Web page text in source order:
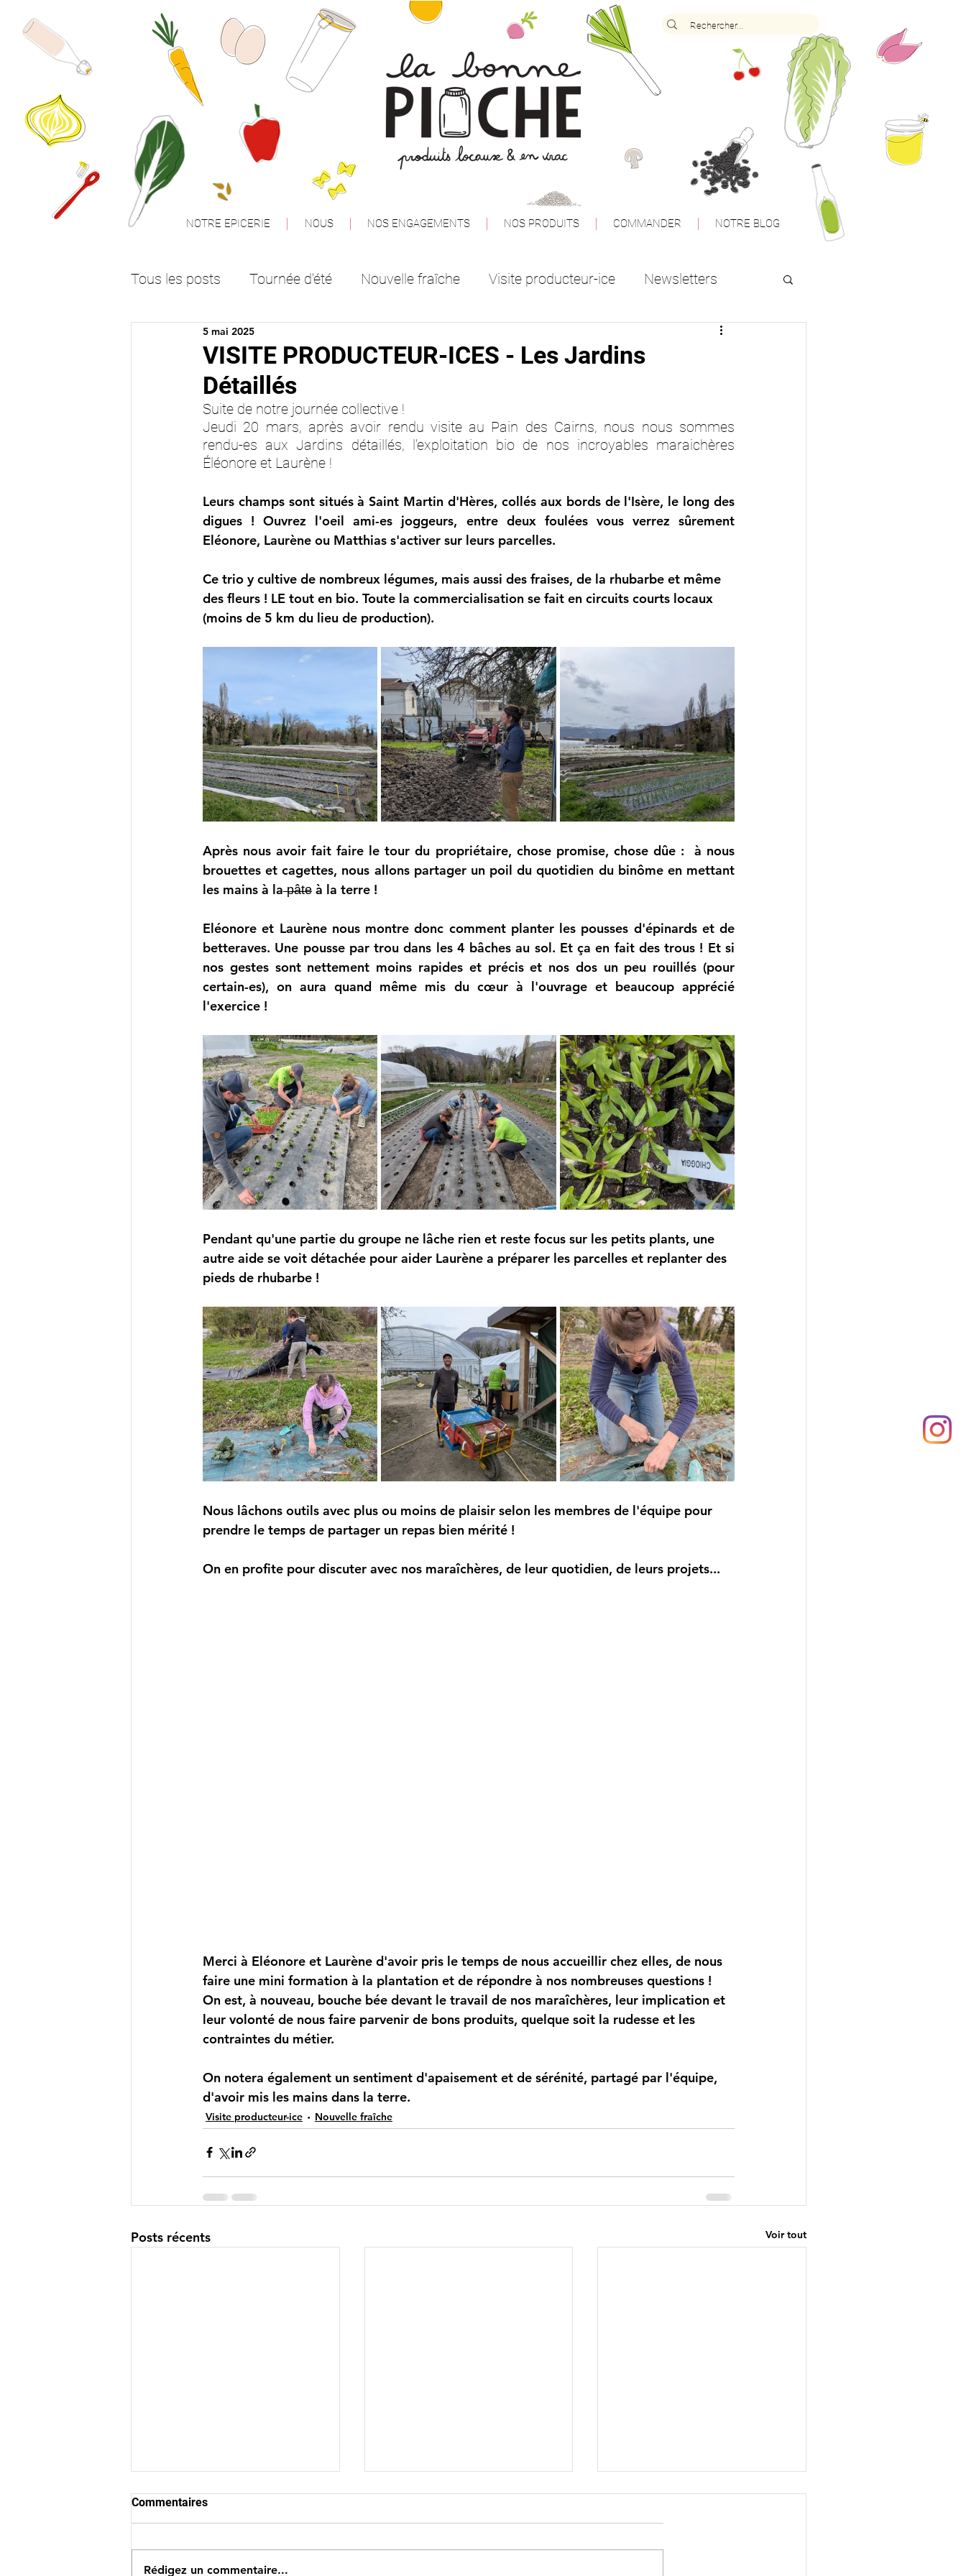
NOTRE EPICERIE NOUS NOS ENGAGEMENTS NOS PRODUITS COMMANDER NOTRE BLOG
Tous les posts Tournée d'été Nouvelle fraîche Visite producteur-ice Newsletters
Vie du magasin
VISITE PRODUCTEUR-ICES - Les Jardins
Détaillés
5 mai 2025
Suite de notre journée collective !
Jeudi 20 mars, après avoir rendu visite au Pain des Cairns, nous nous sommes
rendu-es aux Jardins détaillés, l'exploitation bio de nos incroyables maraichères
Éléonore et Laurène !
Leurs champs sont situés à Saint Martin d'Hères, collés aux bords de l'Isère, le long des
digues ! Ouvrez l'oeil ami-es joggeurs, entre deux foulées vous verrez sûrement
Eléonore, Laurène ou Matthias s'activer sur leurs parcelles.
Ce trio y cultive de nombreux légumes, mais aussi des fraises, de la rhubarbe et même
des fleurs ! LE tout en bio. Toute la commercialisation se fait en circuits courts locaux
(moins de 5 km du lieu de production).
Après nous avoir fait faire le tour du propriétaire, chose promise, chose dûe :  à nous
brouettes et cagettes, nous allons partager un poil du quotidien du binôme en mettant
les mains à la ̶p̶â̶t̶e̶ à la terre !
Eléonore et Laurène nous montre donc comment planter les pousses d'épinards et de
betteraves. Une pousse par trou dans les 4 bâches au sol. Et ça en fait des trous ! Et si
nos gestes sont nettement moins rapides et précis et nos dos un peu rouillés (pour
certain-es), on aura quand même mis du cœur à l'ouvrage et beaucoup apprécié
l'exercice !
Pendant qu'une partie du groupe ne lâche rien et reste focus sur les petits plants, une
autre aide se voit détachée pour aider Laurène a préparer les parcelles et replanter des
pieds de rhubarbe !
Nous lâchons outils avec plus ou moins de plaisir selon les membres de l'équipe pour
prendre le temps de partager un repas bien mérité !
On en profite pour discuter avec nos maraîchères, de leur quotidien, de leurs projets...
Merci à Eléonore et Laurène d'avoir pris le temps de nous accueillir chez elles, de nous
faire une mini formation à la plantation et de répondre à nos nombreuses questions !
On est, à nouveau, bouche bée devant le travail de nos maraîchères, leur implication et
leur volonté de nous faire parvenir de bons produits, quelque soit la rudesse et les
contraintes du métier.
On notera également un sentiment d'apaisement et de sérénité, partagé par l'équipe,
d'avoir mis les mains dans la terre.
Visite producteur-ice Nouvelle fraîche
Posts récents Voir tout
Commentaires
Rédigez un commentaire...